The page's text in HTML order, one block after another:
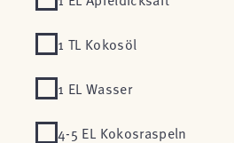
1 TL Kokosöl
1 EL Wasser
4-5 EL Kokosraspeln